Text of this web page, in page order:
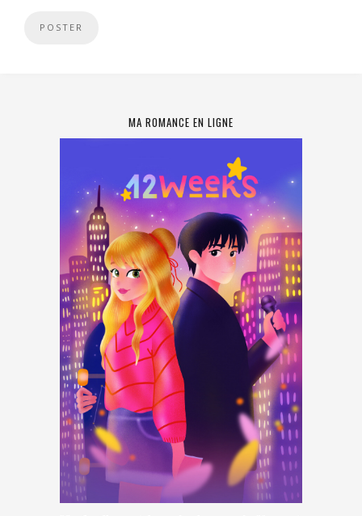
MA ROMANCE EN LIGNE